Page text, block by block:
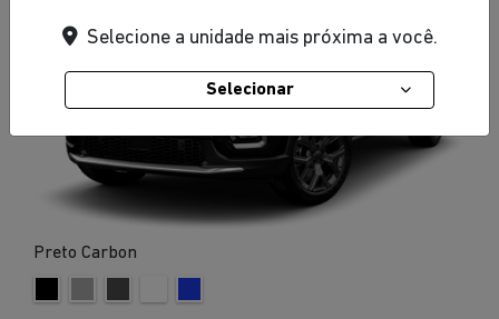
Preto Carbon
Selecione a unidade mais próxima a você.
Selecionar